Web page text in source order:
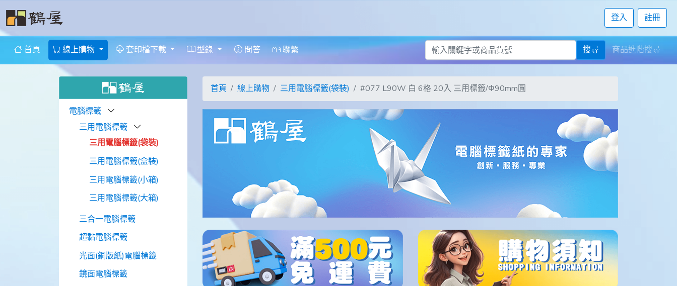
登入 註冊
首頁 線上購物 套印檔下載 型錄 問答 聯繫 搜尋 商品進階搜尋
電腦標籤
三用電腦標籤
三用電腦標籤(袋裝)
三用電腦標籤(盒裝)
三用電腦標籤(小箱)
三用電腦標籤(大箱)
三合一電腦標籤
超黏電腦標籤
光面(銅版紙)電腦標籤
鏡面電腦標籤
首頁 線上購物 三用電腦標籤(袋裝) #077 L90W 白 6格 20入 三用標籤/Φ90mm圓